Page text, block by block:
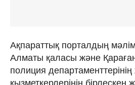
Ақпараттық порталдың
Алматы қаласы және
полиция
қызметкерлерінің